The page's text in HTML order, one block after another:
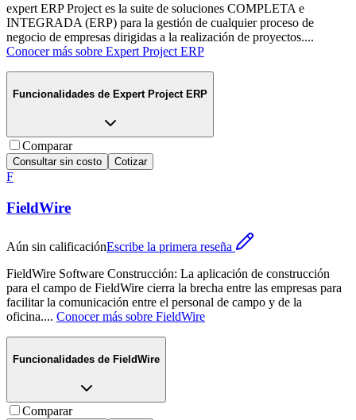
expert ERP Project es la suite de soluciones COMPLETA e
INTEGRADA (ERP) para la gestión de cualquier proceso de
negocio de empresas dirigidas a la realización de proyectos....
Conocer más sobre Expert Project ERP
Funcionalidades de Expert Project ERP
Comparar
Consultar sin costo Cotizar
F
FieldWire
Aún sin calificaciónEscribe la primera reseña
FieldWire Software Construcción: La aplicación de construcción
para el campo de FieldWire cierra la brecha entre las empresas para
facilitar la comunicación entre el personal de campo y de la
oficina.... Conocer más sobre FieldWire
Funcionalidades de FieldWire
Comparar